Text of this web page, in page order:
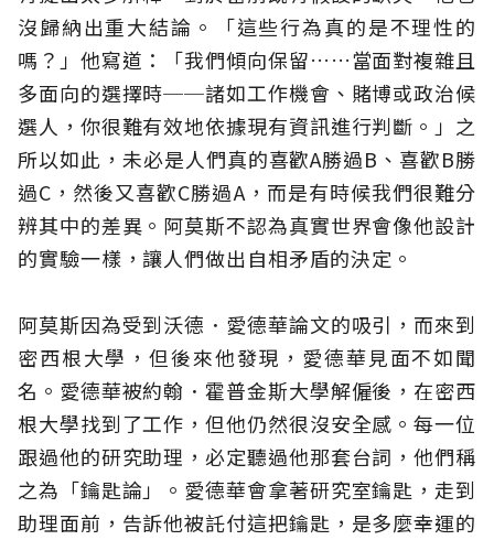
沒歸納出重大結論。「這些行為真的是不理性的
嗎？」他寫道：「我們傾向保留……當面對複雜且
多面向的選擇時──諸如工作機會、賭博或政治候
選人，你很難有效地依據現有資訊進行判斷。」之
所以如此，未必是人們真的喜歡A勝過B、喜歡B勝
過C，然後又喜歡C勝過A，而是有時候我們很難分
辨其中的差異。阿莫斯不認為真實世界會像他設計
的實驗一樣，讓人們做出自相矛盾的決定。
阿莫斯因為受到沃德．愛德華論文的吸引，而來到
密西根大學，但後來他發現，愛德華見面不如聞
名。愛德華被約翰．霍普金斯大學解僱後，在密西
根大學找到了工作，但他仍然很沒安全感。每一位
跟過他的研究助理，必定聽過他那套台詞，他們稱
之為「鑰匙論」。愛德華會拿著研究室鑰匙，走到
助理面前，告訴他被託付這把鑰匙，是多麼幸運的